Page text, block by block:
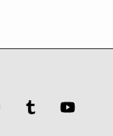
Instagram Tumblr